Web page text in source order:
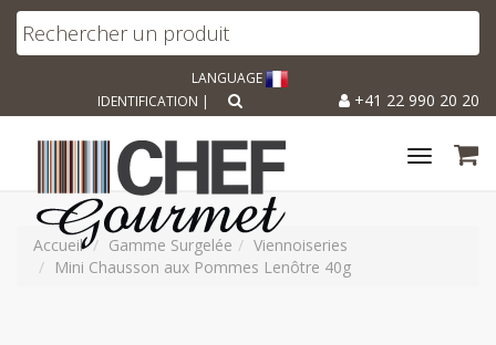
LANGUAGE
+41 22 990 20 20
IDENTIFICATION |
Toggle
Accueil Gamme Surgelée
Viennoiseries
Mini Chausson aux Pommes Lenôtre 40g